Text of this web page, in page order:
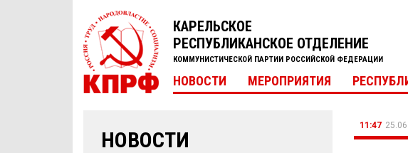
КАРЕЛЬСКОЕ
РЕСПУБЛИКАНСКОЕ ОТДЕЛЕНИЕ
КОММУНИСТИЧЕСКОЙ ПАРТИИ РОССИЙСКОЙ ФЕДЕРАЦИИ
НОВОСТИ МЕРОПРИЯТИЯ
НОВОСТИ
11:47